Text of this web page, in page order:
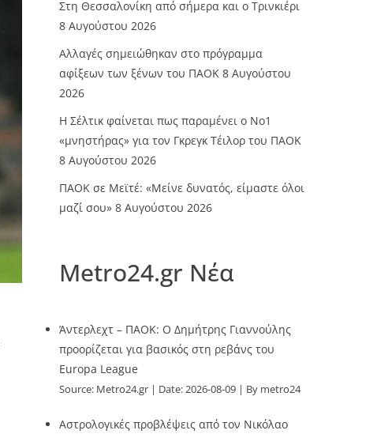
Στη Θεσσαλονίκη από σήμερα και ο Τρινκιέρι
8 Αυγούστου 2026
Αλλαγές σημειώθηκαν στο πρόγραμμα
αφίξεων των ξένων του ΠΑΟΚ 8 Αυγούστου
2026
Η Σέλτικ φαίνεται πως παραμένει ο Νο1
«μνηστήρας» για τον Γκρεγκ Τέιλορ του ΠΑΟΚ
8 Αυγούστου 2026
ΠΑΟΚ σε Μεϊτέ: «Μείνε δυνατός, είμαστε όλοι
μαζί σου» 8 Αυγούστου 2026
Metro24.gr Νέα
Άντερλεχτ – ΠΑΟΚ: Ο Δημήτρης Γιαννούλης
προορίζεται για βασικός στη ρεβάνς του
Europa League
Source: Metro24.gr Date: 2026-08-09 By metro24
Αστρολογικές προβλέψεις από τον Νικόλαο